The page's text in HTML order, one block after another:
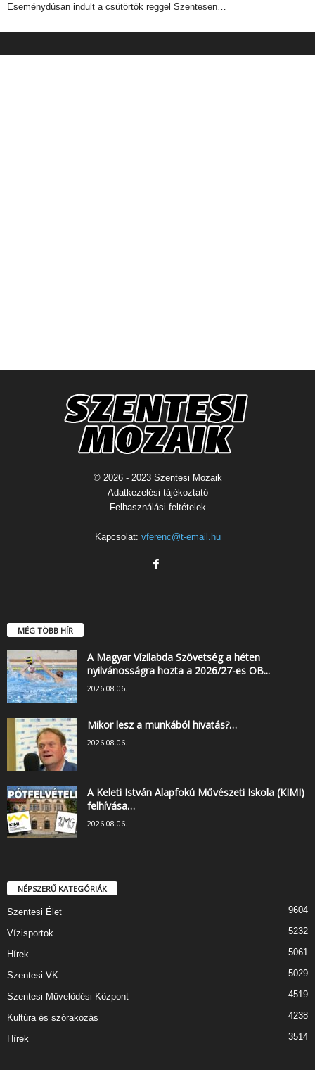
Eseménydúsan indult a csütörtök reggel Szentesen…
© 2026 - 2023 Szentesi Mozaik
Adatkezelési tájékoztató
Felhasználási feltételek
Kapcsolat: vferenc@t-email.hu
MÉG TÖBB HÍR
A Magyar Vízilabda Szövetség a héten
nyilvánosságra hozta a 2026/27-es OB...
2026.08.06.
Mikor lesz a munkából hivatás?…
2026.08.06.
A Keleti István Alapfokú Művészeti Iskola (KIMI)
felhívása…
2026.08.06.
NÉPSZERŰ KATEGÓRIÁK
Szentesi Élet 9604
Vízisportok 5232
Hírek 5061
Szentesi VK 5029
Szentesi Művelődési Központ 4519
Kultúra és szórakozás 4238
Hírek 3514